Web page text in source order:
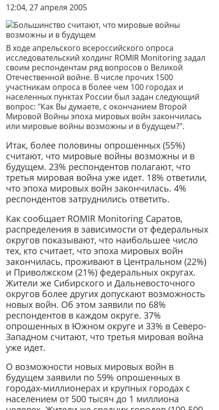
12:04, 27 апреля 2005
В ходе апрельского всероссийского опроса
исследовательский холдинг ROMIR Monitoring задал
своим респондентам ряд вопросов о Великой
Отечественной войне. В числе прочих 1500
участникам опроса в более чем 100 городах и
населенных пунктах России был задан следующий
вопрос: "Как Вы думаете, с окончанием Второй
Мировой Войны эпоха мировых войн закончилась
или мировые войны возможны и в будущем?".
Итак, более половины опрошенных (55%)
считают, что мировые войны возможны и в
будущем. 23% респондентов полагают, что
третья мировая война уже идет. 18% ответили,
что эпоха мировых войн закончилась. 4%
респондентов затруднились ответить.
Как сообщает ROMIR Monitoring Саратов,
распределения в зависимости от федеральных
округов показывают, что наибольшее число
тех, кто считает, что эпоха мировых войн
закончилась, проживают в Центральном (22%)
и Приволжском (21%) федеральных округах.
Жители же Сибирского и Дальневосточного
округов более других допускают возможность
новых войн. Об этом заявили по 68%
респондентов в каждом округе. 37%
опрошенных в Южном округе и 33% в Северо-
Западном считают, что третья мировая война
уже идет.
О возможности новых мировых войн в
будущем заявили по 59% опрошенных в
городах-миллионерах и крупных городах с
населением от 500 тысяч до 1 миллиона